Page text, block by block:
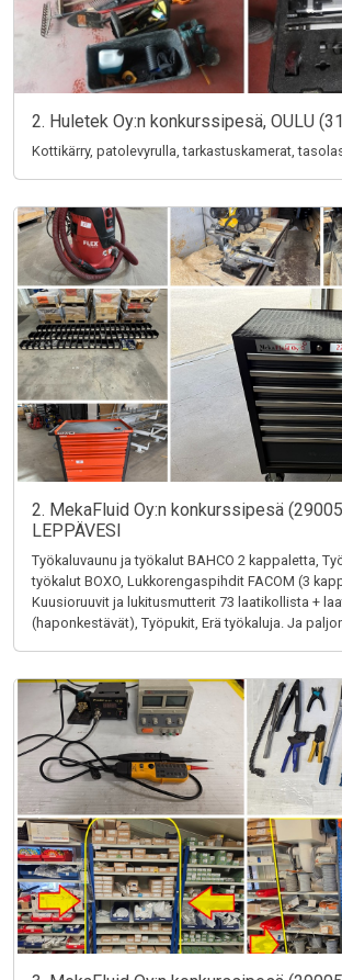
2. Huletek Oy:n konkurssipesä, OULU
Kottikärry, patolevyrulla, tarkastuskamerat,
2. MekaFluid Oy:n konkurssipesä
LEPPÄVESI
Työkaluvaunu ja työkalut BAHCO 2 kappaletta,
työkalut BOXO, Lukkorengaspihdit FACOM (3
Kuusioruuvit ja lukitusmutterit 73 laatikollista +
(haponkestävät), Työpukit, Erä työkaluja. Ja